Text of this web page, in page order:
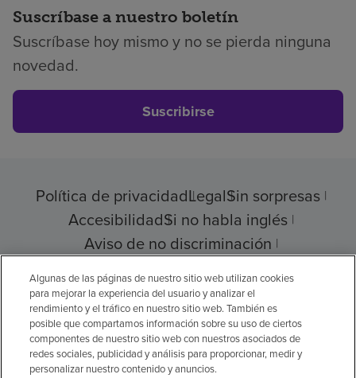
Suscríbase a nuestro boletín
Suscríbase hoy mismo y no se pierda ninguna
novedad.
Suscribirse
Política de privacidadLegalSin sorpresas
AccesibilidadSi no habla inglés
Aviso de no discriminación
Cumplimiento de los proveedores
© 2026 Encompass Health Corporation
Preferencias de cookies
Algunas de las páginas de nuestro sitio web utilizan cookies
para mejorar la experiencia del usuario y analizar el
rendimiento y el tráfico en nuestro sitio web. También es
posible que compartamos información sobre su uso de ciertos
componentes de nuestro sitio web con nuestros asociados de
redes sociales, publicidad y análisis para proporcionar, medir y
personalizar nuestro contenido y anuncios.